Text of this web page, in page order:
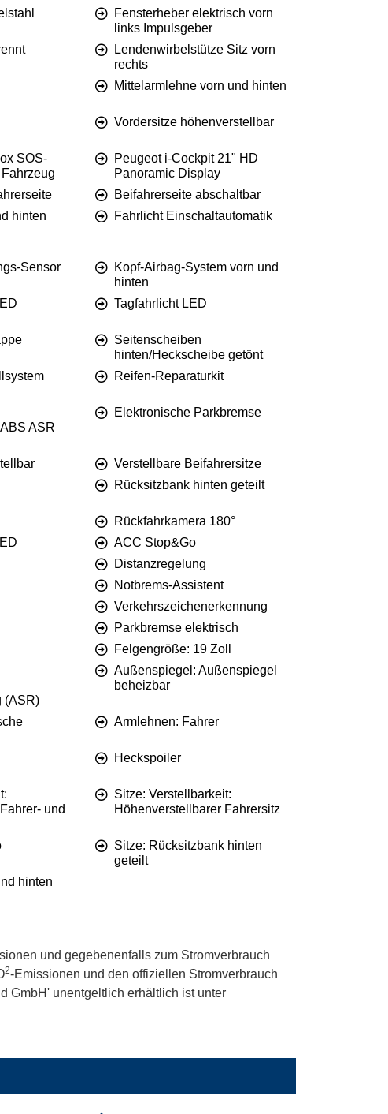
Fensterheber elektrisch vorn
links Impulsgeber
Lendenwirbelstütze Sitz vorn
rechts
Mittelarmlehne vorn und hinten
Vordersitze höhenverstellbar
SOS-
Peugeot i-Cockpit 21" HD
Panoramic Display
Beifahrerseite abschaltbar
hinten Fahrlicht Einschaltautomatik
Sensor
Kopf-Airbag-System vorn und
hinten
Tagfahrlicht LED
Seitenscheiben
hinten/Heckscheibe getönt
Reifen-Reparaturkit
ASR
Elektronische Parkbremse
Verstellbare Beifahrersitze
Rücksitzbank hinten geteilt
Rückfahrkamera 180°
ACC Stop&Go
Distanzregelung
Notbrems-Assistent
Verkehrszeichenerkennung
Parkbremse elektrisch
Felgengröße: 19 Zoll
(ASR)
Außenspiegel: Außenspiegel
beheizbar
Armlehnen: Fahrer
Heckspoiler
und
Sitze: Verstellbarkeit:
Höhenverstellbarer Fahrersitz
Sitze: Rücksitzbank hinten
geteilt
hinten
und gegebenenfalls zum Stromverbrauch
2-Emissionen und den offiziellen Stromverbrauch
GmbH' unentgeltlich erhältlich ist unter